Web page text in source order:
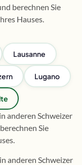
berechnen Sie
Hauses.
Lausanne
Lugano
anderen Schweizer
Sie
anderen Schweizer